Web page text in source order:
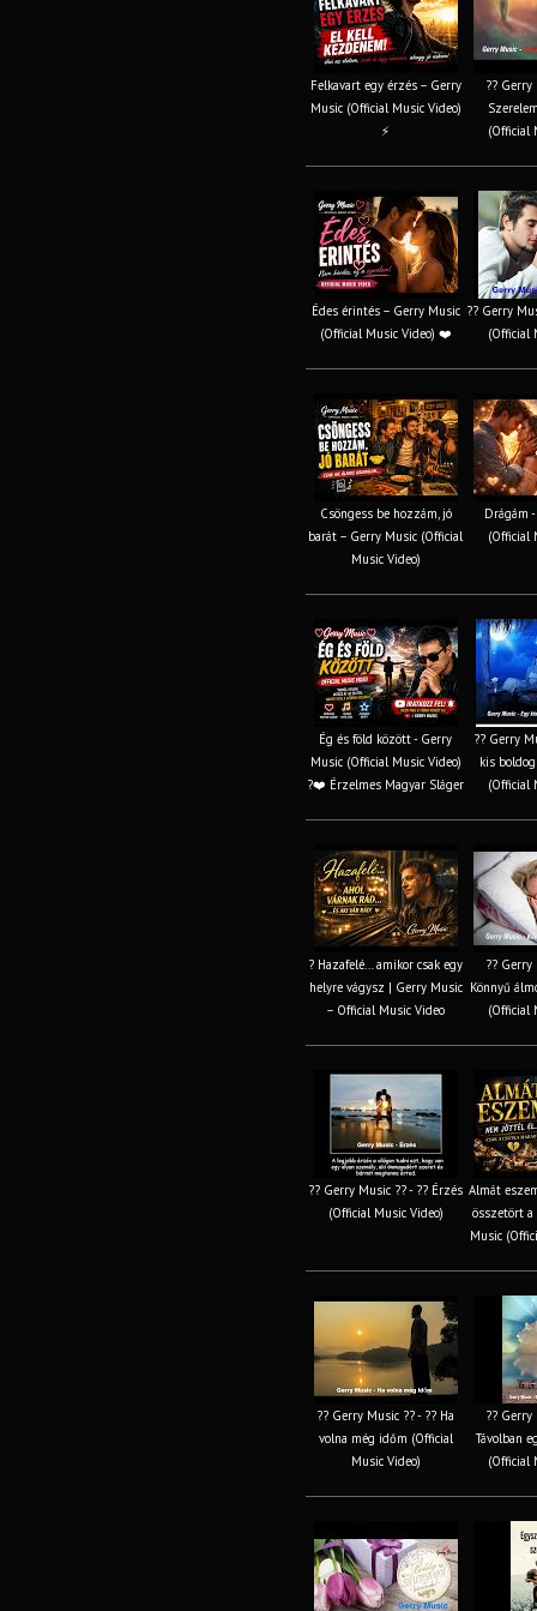
Felkavart egy érzés – Gerry
Music (Official Music Video)
⚡
?? Gerry
(Official
Édes érintés – Gerry Music
(Official Music Video) ❤️
?? Gerry
(Official
Csöngess be hozzám, jó
barát – Gerry Music (Official
Music Video)
Drágám
(Official
Ég és föld között - Gerry
Music (Official Music Video)
?❤️ Érzelmes Magyar Sláger
?? Gerry
kis
(Official
? Hazafelé… amikor csak egy
helyre vágysz | Gerry Music
– Official Music Video
?? Gerry
Könnyű
(Official
?? Gerry Music ?? - ?? Érzés
(Official Music Video)
Almát
összetört
Music
?? Gerry Music ?? - ?? Ha
volna még időm (Official
Music Video)
?? Gerry
Távolban
(Official